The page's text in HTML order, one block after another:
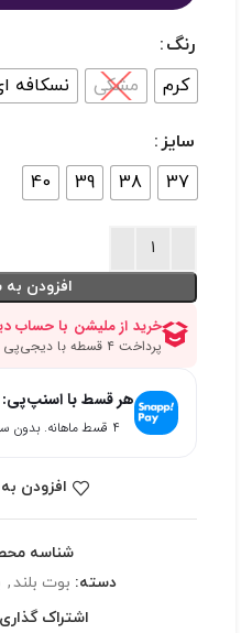
رنگ
کرم
مشکی نسکافه
سایز
37
38
39
40
افزودن
هر قسط با اسنپ‌پی:
۴ قسط ماهانه. بدون سود، چک و ضامن.
افزودن
شناسه
دسته: بوت بلند,
اشتراک